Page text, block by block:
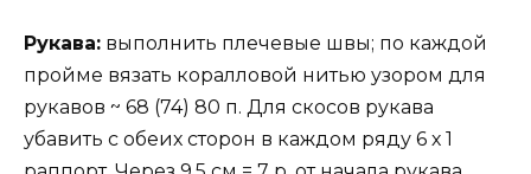
Рукава: выполнить плечевые швы; по каждой
пройме вязать коралловой нитью узором для
рукавов ~ 68 (74) 80 п. Для скосов рукава
убавить с обеих сторон в каждом ряду 6 х 1